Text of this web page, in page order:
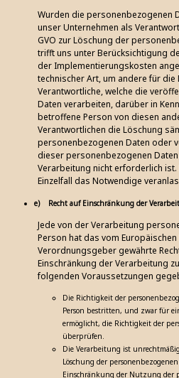
Wurden die personenbezogenen
unser Unternehmen als
GVO zur Löschung der
trifft uns unter Berücksichtigung
der Implementierungskosten
technischer Art, um andere für
Verantwortliche, welche die
Daten verarbeiten, darüber in
betroffene Person von diesen
Verantwortlichen die Löschung
personenbezogenen Daten oder
dieser personenbezogenen
Verarbeitung nicht erforderlich
Einzelfall das Notwendige
e) Recht auf Einschränkung der
Jede von der Verarbeitung
Person hat das vom Europäischen
Verordnungsgeber gewährte
Einschränkung der Verarbeitung
folgenden Voraussetzungen
Die Richtigkeit der
Person bestritten, und zwar für
ermöglicht, die Richtigkeit der
überprüfen.
Die Verarbeitung ist
Löschung der
Einschränkung der Nutzung der